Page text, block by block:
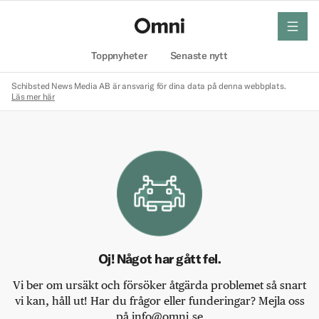
Toppnyheter Senaste nytt
meny
Schibsted News Media AB är ansvarig för dina data på denna webbplats.
Läs mer här
Oj! Något har gått fel.
Vi ber om ursäkt och försöker åtgärda problemet så snart
vi kan, håll ut! Har du frågor eller funderingar? Mejla oss